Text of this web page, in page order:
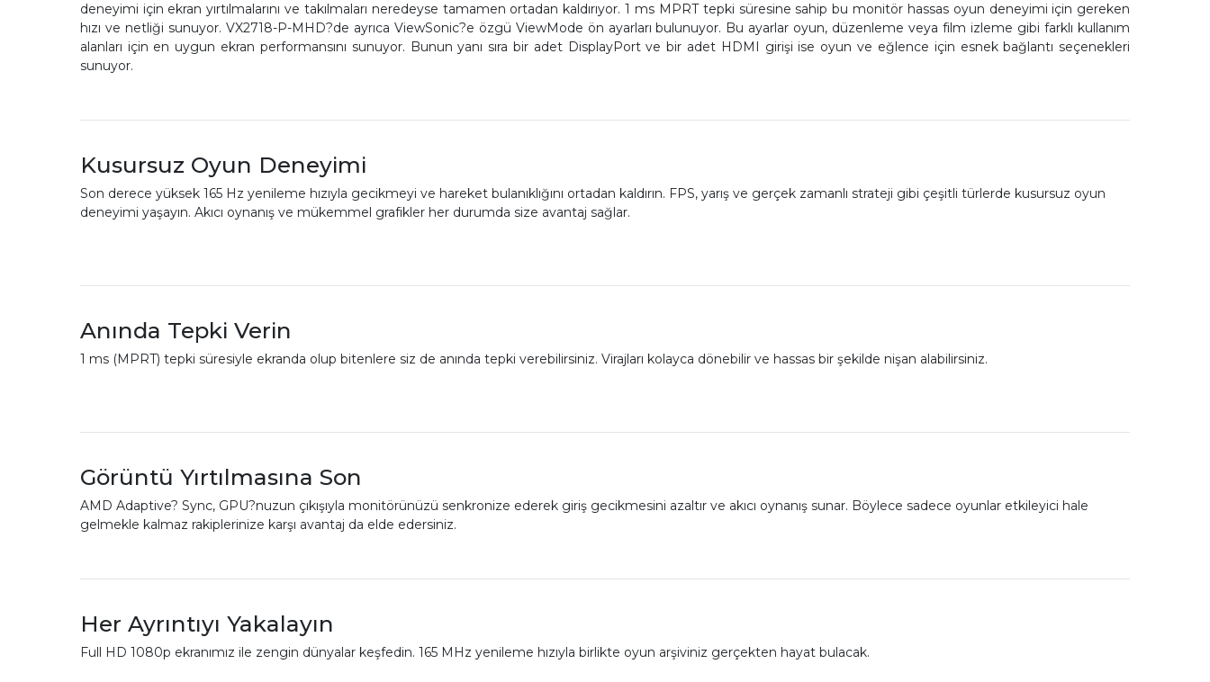
deneyimi için ekran yırtılmalarını ve takılmaları neredeyse tamamen ortadan kaldırıyor. 1 ms MPRT tepki süresine sahip bu monitör hassas oyun deneyimi için gereken
hızı ve netliği sunuyor. VX2718-P-MHD?de ayrıca ViewSonic?e özgü ViewMode ön ayarları bulunuyor. Bu ayarlar oyun, düzenleme veya film izleme gibi farklı kullanım
alanları için en uygun ekran performansını sunuyor. Bunun yanı sıra bir adet DisplayPort ve bir adet HDMI girişi ise oyun ve eğlence için esnek bağlantı seçenekleri
sunuyor.
Kusursuz Oyun Deneyimi
Son derece yüksek 165 Hz yenileme hızıyla gecikmeyi ve hareket bulanıklığını ortadan kaldırın. FPS, yarış ve gerçek zamanlı strateji gibi çeşitli türlerde kusursuz oyun
deneyimi yaşayın. Akıcı oynanış ve mükemmel grafikler her durumda size avantaj sağlar.
Anında Tepki Verin
1 ms (MPRT) tepki süresiyle ekranda olup bitenlere siz de anında tepki verebilirsiniz. Virajları kolayca dönebilir ve hassas bir şekilde nişan alabilirsiniz.
Görüntü Yırtılmasına Son
AMD Adaptive? Sync, GPU?nuzun çıkışıyla monitörünüzü senkronize ederek giriş gecikmesini azaltır ve akıcı oynanış sunar. Böylece sadece oyunlar etkileyici hale
gelmekle kalmaz rakiplerinize karşı avantaj da elde edersiniz.
Her Ayrıntıyı Yakalayın
Full HD 1080p ekranımız ile zengin dünyalar keşfedin. 165 MHz yenileme hızıyla birlikte oyun arşiviniz gerçekten hayat bulacak.